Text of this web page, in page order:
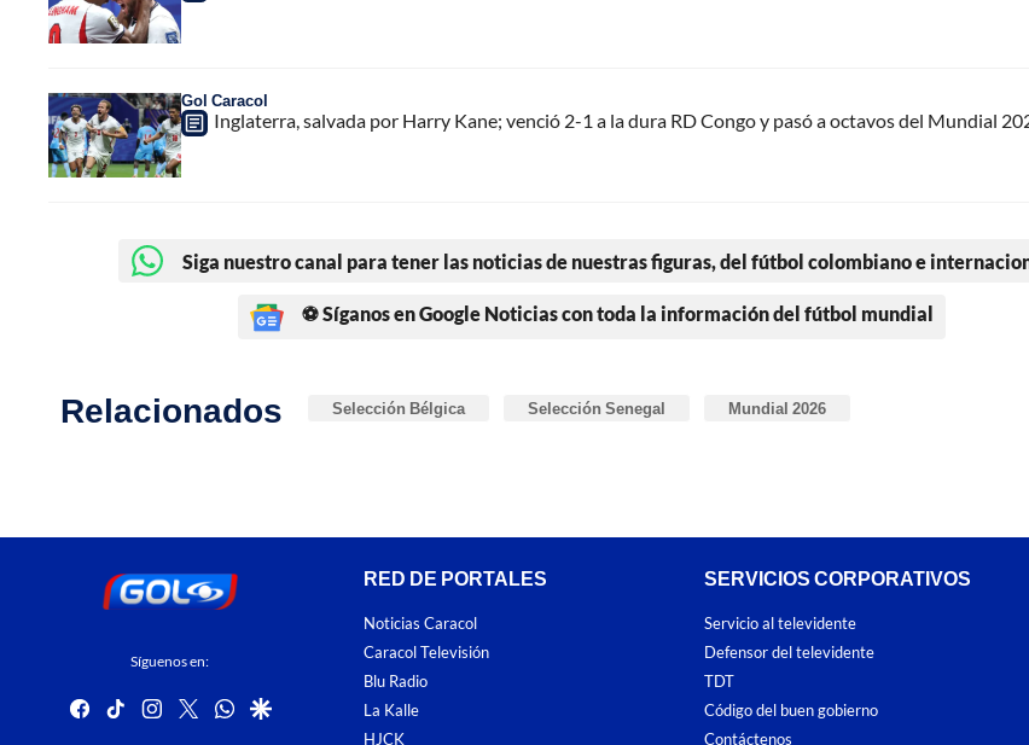
Gol Caracol
Inglaterra, salvada por Harry Kane; venció 2-1 a la dura RD Congo y pasó a octavos del Mundial
Siga nuestro canal para tener las noticias de nuestras figuras, del fútbol colombiano e
⚽ Síganos en Google Noticias con toda la información del fútbol mundial
Relacionados Selección Bélgica Selección Senegal Mundial 2026
Síguenos en:
facebook
tiktokinstagram
twitterwhatsapp
google
RED DE PORTALES
Noticias Caracol
Caracol Televisión
Blu Radio
La Kalle
HJCK
SERVICIOS CORPORATIVOS
Servicio al televidente
Defensor del televidente
TDT
Código del buen gobierno
Contáctenos